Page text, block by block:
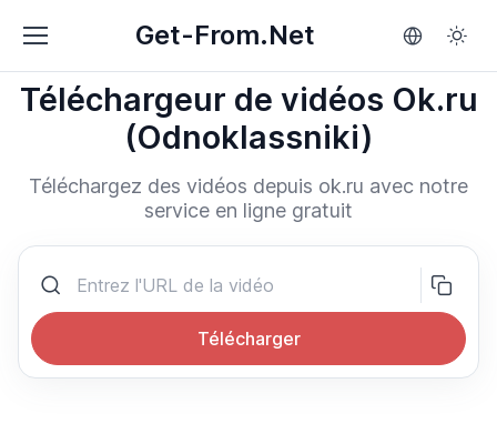
Get-From.Net
Téléchargeur de vidéos Ok.ru
(Odnoklassniki)
Téléchargez des vidéos depuis ok.ru avec notre
service en ligne gratuit
Télécharger